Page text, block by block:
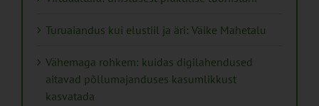
Turuaiandus kui elustiil ja äri: Väike Mahetalu
Vähemaga rohkem: kuidas digilahendused
aitavad põllumajanduses kasumlikkust
kasvatada